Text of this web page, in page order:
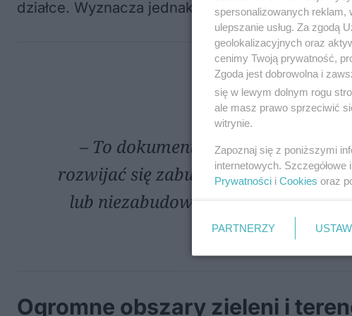
działce. Wyznacza jednak ramy i kierunki
– To dokument, który zdecyduje
rozwijać się zabudowa
lub niezabudowane – podkreśla
Ogromne obszary zieleni i
spersonalizowanych reklam,
ulepszanie usług. Za zgodą
geolokalizacyjnych oraz
cenimy Twoją prywatność,
Zgoda jest dobrowolna i
się w lewym dolnym rogu
ale masz prawo sprzeciwić
witrynie.
Zapoznaj się z poniższymi
internetowych.
Prywatności i Cookies oraz
PARTNERZY